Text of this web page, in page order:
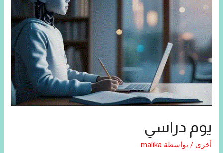
يوم دراسي
أخرى / بواسطة malika